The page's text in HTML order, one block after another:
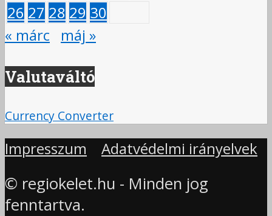
26 27 28 29 30
« márc
máj »
Valutaváltó
Currency Converter
Impresszum Adatvédelmi irányelvek
© regiokelet.hu - Minden jog
fenntartva.